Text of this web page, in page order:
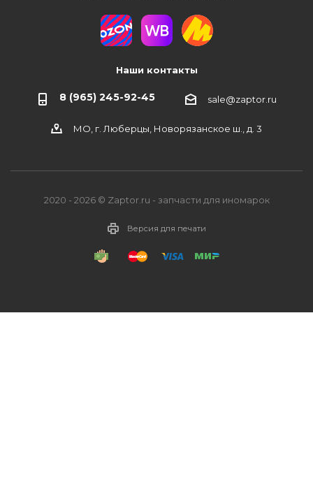
Наши контакты
8 (965) 245-92-45 sale@zaptor.ru
МО, г. Люберцы, Новорязанское ш., д. 3
2020 - 2026 © Zaptor.ru - запчасти для иномарок
Версия для печати